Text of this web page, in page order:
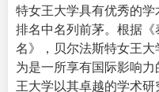
特女王大学具有优秀的
排名中名列前茅。根据
名》，贝尔法斯特女王大
为是一所享有国际影响力
王大学以其卓越的学术